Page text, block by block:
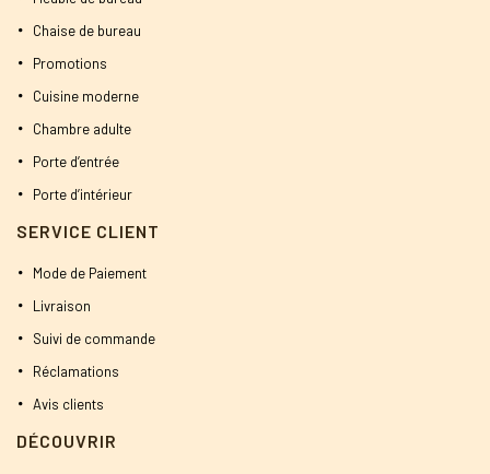
Chaise de bureau
Promotions
Cuisine moderne
Chambre adulte
Porte d’entrée
Porte d’intérieur
SERVICE CLIENT
Mode de Paiement
Livraison
Suivi de commande
Réclamations
Avis clients
DÉCOUVRIR